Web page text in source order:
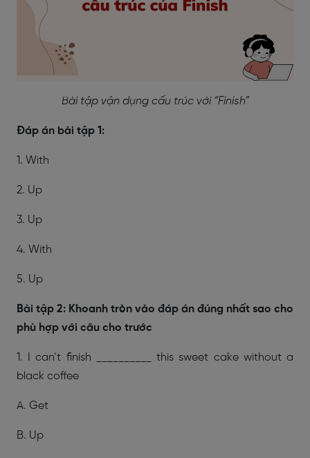
Bài tập vận dụng cấu trúc với “Finish”
Đáp án bài tập 1:
1. With
2. Up
3. Up
4. With
5. Up
Bài tập 2: Khoanh tròn vào đáp án đúng nhất sao cho
phù hợp với câu cho trước
1. I can’t finish __________ this sweet cake without a
black coffee
A. Get
B. Up